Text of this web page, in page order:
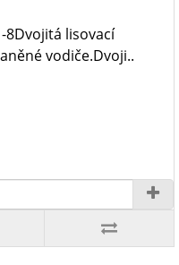
8Dvojitá lisovací
vodiče.Dvoji..